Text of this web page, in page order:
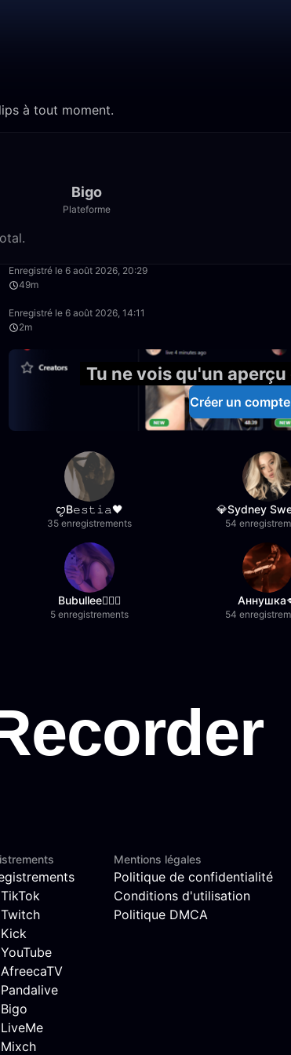
à tout moment.
Bigo
Plateforme
Enregistré le 6 août 2026, 20:29
49m
Enregistré le 6 août 2026, 14:11
2m
Tu ne vois qu'un
Créer un
ꨄB𝚎𝚜𝚝𝚒𝚊🖤
35 enregistrements
💎Sydney
54
Bubullee🧚🏼‍♀️
5 enregistrements 54
Mentions légales
Politique de confidentialité
Conditions d'utilisation
Politique DMCA